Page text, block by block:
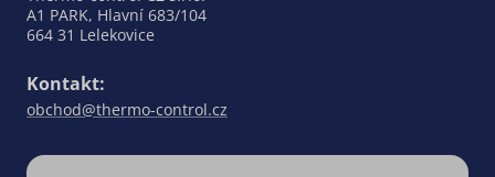
A1 PARK, Hlavní 683/104
664 31 Lelekovice
Kontakt:
obchod@thermo-control.cz